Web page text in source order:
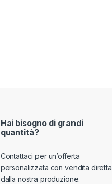
Hai bisogno di grandi
quantità?
Contattaci per un’offerta
personalizzata con vendita diretta
dalla nostra produzione.